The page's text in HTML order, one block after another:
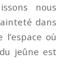
nous
dans
où
jeûne est